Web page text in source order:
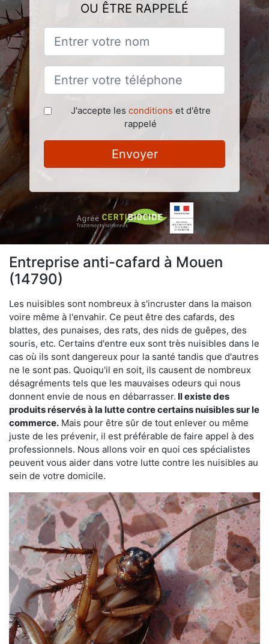
OU ÊTRE RAPPELÉ
J'accepte les conditions et d'être
rappelé
Envoyer
Entreprise anti-cafard à Mouen
(14790)
Les nuisibles sont nombreux à s'incruster dans la maison
voire même à l'envahir. Ce peut être des cafards, des
blattes, des punaises, des rats, des nids de guêpes, des
souris, etc. Certains d'entre eux sont très nuisibles dans le
cas où ils sont dangereux pour la santé tandis que d'autres
ne le sont pas. Quoiqu'il en soit, ils causent de nombreux
désagréments tels que les mauvaises odeurs qui nous
donnent envie de nous en débarrasser. Il existe des
produits réservés à la lutte contre certains nuisibles sur le
commerce. Mais pour être sûr de tout enlever ou même
juste de les prévenir, il est préférable de faire appel à des
professionnels. Nous allons voir en quoi ces spécialistes
peuvent vous aider dans votre lutte contre les nuisibles au
sein de votre domicile.